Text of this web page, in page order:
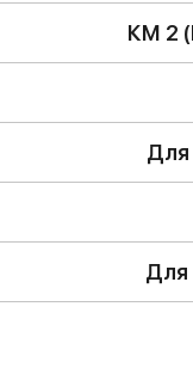
КМ 2
Для
Для